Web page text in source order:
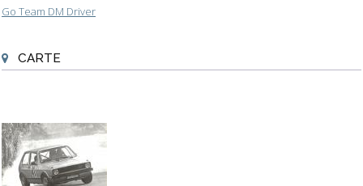
Go Team DM Driver
CARTE